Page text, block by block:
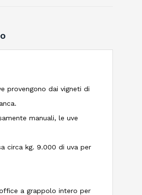
provengono dai vigneti di
manuali, le uve
circa kg. 9.000 di uva per
a grappolo intero per